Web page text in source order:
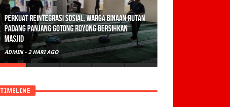
Perkuat Reintegrasi Sosial, Warga Binaan Rutan
Padang Panjang Gotong Royong Bersihkan
Masjid
ADMIN - 2 HARI AGO
TIMELINE